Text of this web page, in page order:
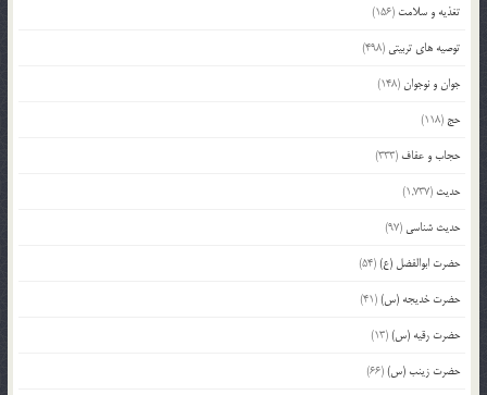
تغذیه و سلامت (156)
توصیه های تربیتی (498)
جوان و نوجوان(148)
حج (118)
حجاب و عفاف (333)
حدیث (1,737)
حدیث شناسی (97)
حضرت ابوالفضل (ع)(54)
حضرت خدیجه (س)(41)
حضرت رقیه (س)(13)
حضرت زینب (س)(66)